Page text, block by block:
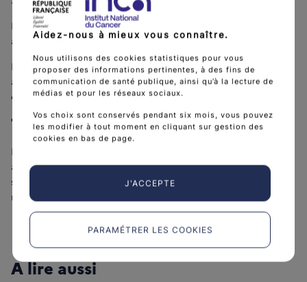
L’évaluation du stadeet dugrade
autres cancers du sein.
Les cancers inflammatoires sont souvent détectés à un stade
avancé car ils se développent plus rapidement que les autres
cancers du sein.
Traitement
Le
autres cancers du sein en prenant en compte le fait que ce
sont souvent des tumeurs agressives. Une
néodjuvante précède la
A lire aussi
Aidez-nous à mieux vous connaître.
Nous utilisons des cookies statistiques pour vous
proposer des informations pertinentes, à des fins de
communication de santé publique, ainsi qu’à la lecture de
médias et pour les réseaux sociaux.
Vos choix sont conservés pendant six mois, vous pouvez
les modifier à tout moment en cliquant sur gestion des
cookies en bas de page.
J'ACCEPTE
PARAMÉTRER LES COOKIES